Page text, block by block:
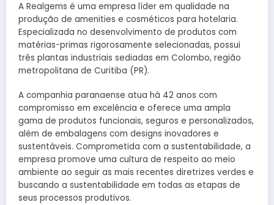
A Realgems é uma empresa líder em qualidade na
produção de amenities e cosméticos para hotelaria.
Especializada no desenvolvimento de produtos com
matérias-primas rigorosamente selecionadas, possui
três plantas industriais sediadas em Colombo, região
metropolitana de Curitiba (PR).
A companhia paranaense atua há 42 anos com
compromisso em excelência e oferece uma ampla
gama de produtos funcionais, seguros e personalizados,
além de embalagens com designs inovadores e
sustentáveis. Comprometida com a sustentabilidade, a
empresa promove uma cultura de respeito ao meio
ambiente ao seguir as mais recentes diretrizes verdes e
buscando a sustentabilidade em todas as etapas de
seus processos produtivos.